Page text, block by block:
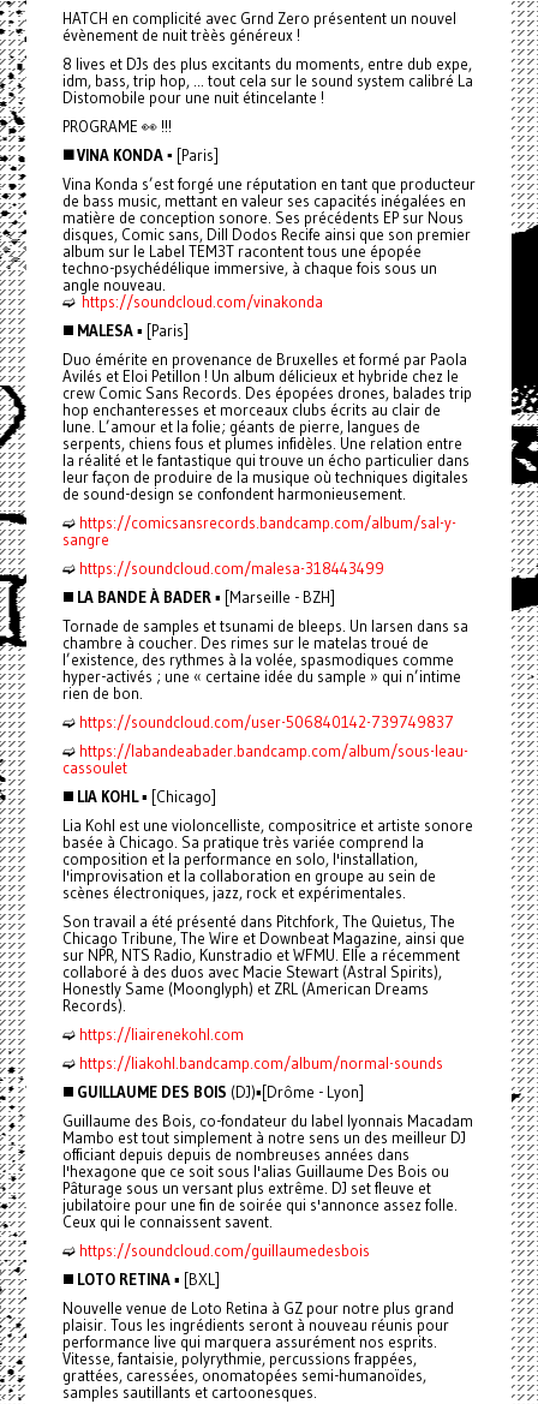
HATCH en complicité avec Grnd Zero présentent un nouvel
évènement de nuit trèès généreux !
8 lives et DJs des plus excitants du moments, entre dub expe,
idm, bass, trip hop, ... tout cela sur le sound system calibré La
Distomobile pour une nuit étincelante !
PROGRAME 👀 !!!
◼️ VINA KONDA ▪️ [Paris]
Vina Konda s’est forgé une réputation en tant que producteur
de bass music, mettant en valeur ses capacités inégalées en
matière de conception sonore. Ses précédents EP sur Nous
disques, Comic sans, Dill Dodos Recife ainsi que son premier
album sur le Label TEM3T racontent tous une épopée
techno-psychédélique immersive, à chaque fois sous un
angle nouveau.
➫ https://soundcloud.com/vinakonda
◼️ MALESA▪️ [Paris]
Duo émérite en provenance de Bruxelles et formé par Paola
Avilés et Eloi Petillon ! Un album délicieux et hybride chez le
crew Comic Sans Records. Des épopées drones, balades trip
hop enchanteresses et morceaux clubs écrits au clair de
lune. L’amour et la folie; géants de pierre, langues de
serpents, chiens fous et plumes infidèles. Une relation entre
la réalité et le fantastique qui trouve un écho particulier dans
leur façon de produire de la musique où techniques digitales
de sound-design se confondent harmonieusement.
➫ https://comicsansrecords.bandcamp.com/album/sal-y-
sangre
➫ https://soundcloud.com/malesa-318443499
◼️LA BANDE À BADER▪️ [Marseille - BZH]
Tornade de samples et tsunami de bleeps. Un larsen dans sa
chambre à coucher. Des rimes sur le matelas troué de
l’existence, des rythmes à la volée, spasmodiques comme
hyper-activés ; une « certaine idée du sample » qui n’intime
rien de bon.
➫ https://soundcloud.com/user-506840142-739749837
➫ https://labandeabader.bandcamp.com/album/sous-leau-
cassoulet
◼️LIA KOHL▪️ [Chicago]
Lia Kohl est une violoncelliste, compositrice et artiste sonore
basée à Chicago. Sa pratique très variée comprend la
composition et la performance en solo, l'installation,
l'improvisation et la collaboration en groupe au sein de
scènes électroniques, jazz, rock et expérimentales.
Son travail a été présenté dans Pitchfork, The Quietus, The
Chicago Tribune, The Wire et Downbeat Magazine, ainsi que
sur NPR, NTS Radio, Kunstradio et WFMU. Elle a récemment
collaboré à des duos avec Macie Stewart (Astral Spirits),
Honestly Same (Moonglyph) et ZRL (American Dreams
Records).
➫ https://liairenekohl.com
➫ https://liakohl.bandcamp.com/album/normal-sounds
◼️ GUILLAUME DES BOIS (DJ)▪️[Drôme - Lyon]
Guillaume des Bois, co-fondateur du label lyonnais Macadam
Mambo est tout simplement à notre sens un des meilleur DJ
officiant depuis depuis de nombreuses années dans
l'hexagone que ce soit sous l'alias Guillaume Des Bois ou
Pâturage sous un versant plus extrême. DJ set fleuve et
jubilatoire pour une fin de soirée qui s'annonce assez folle.
Ceux qui le connaissent savent.
➫ https://soundcloud.com/guillaumedesbois
◼️ LOTO RETINA▪️ [BXL]
Nouvelle venue de Loto Retina à GZ pour notre plus grand
plaisir. Tous les ingrédients seront à nouveau réunis pour
performance live qui marquera assurément nos esprits.
Vitesse, fantaisie, polyrythmie, percussions frappées,
grattées, caressées, onomatopées semi-humanoïdes,
samples sautillants et cartoonesques.